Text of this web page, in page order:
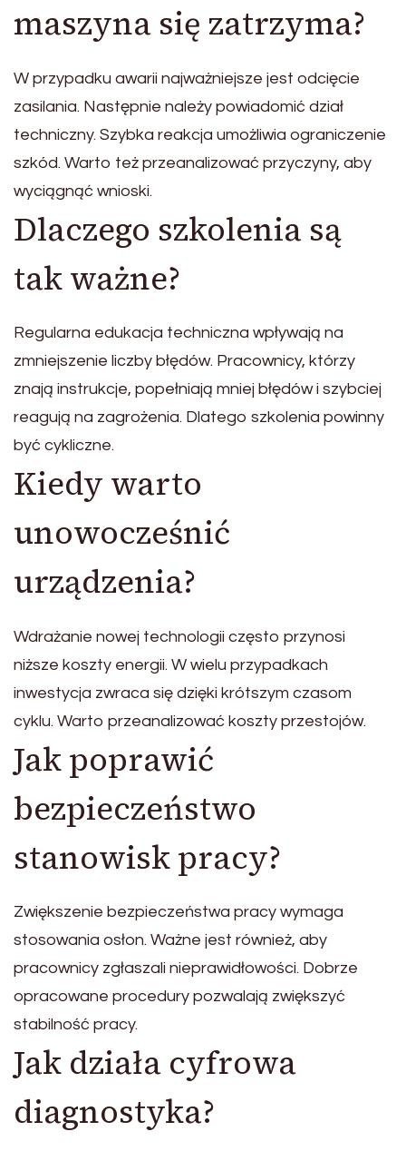
maszyna się zatrzyma?
W przypadku awarii najważniejsze jest odcięcie
zasilania. Następnie należy powiadomić dział
techniczny. Szybka reakcja umożliwia ograniczenie
szkód. Warto też przeanalizować przyczyny, aby
wyciągnąć wnioski.
Dlaczego szkolenia są
tak ważne?
Regularna edukacja techniczna wpływają na
zmniejszenie liczby błędów. Pracownicy, którzy
znają instrukcje, popełniają mniej błędów i szybciej
reagują na zagrożenia. Dlatego szkolenia powinny
być cykliczne.
Kiedy warto
unowocześnić
urządzenia?
Wdrażanie nowej technologii często przynosi
niższe koszty energii. W wielu przypadkach
inwestycja zwraca się dzięki krótszym czasom
cyklu. Warto przeanalizować koszty przestojów.
Jak poprawić
bezpieczeństwo
stanowisk pracy?
Zwiększenie bezpieczeństwa pracy wymaga
stosowania osłon. Ważne jest również, aby
pracownicy zgłaszali nieprawidłowości. Dobrze
opracowane procedury pozwalają zwiększyć
stabilność pracy.
Jak działa cyfrowa
diagnostyka?